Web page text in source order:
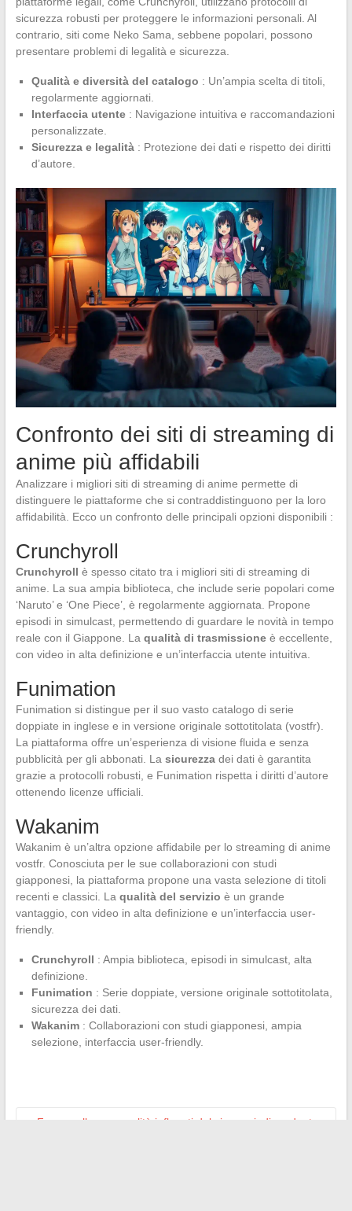
sicurezza robusti per proteggere le informazioni personali. Al
contrario, siti come Neko Sama, sebbene popolari, possono
presentare problemi di legalità e sicurezza.
Qualità e diversità del catalogo : Un’ampia scelta di titoli,
regolarmente aggiornati.
Interfaccia utente: Navigazione intuitiva e raccomandazioni
personalizzate.
Sicurezza e legalità: Protezione dei dati e rispetto dei diritti
d’autore.
Confronto dei siti di streaming di
anime più affidabili
Analizzare i migliori siti di streaming di anime permette di
distinguere le piattaforme che si contraddistinguono per la loro
affidabilità. Ecco un confronto delle principali opzioni disponibili :
Crunchyroll
Crunchyroll è spesso citato tra i migliori siti di streaming di
anime. La sua ampia biblioteca, che include serie popolari come
‘Naruto’ e ‘One Piece’, è regolarmente aggiornata. Propone
episodi in simulcast, permettendo di guardare le novità in tempo
reale con il Giappone. La qualità di trasmissioneè eccellente,
con video in alta definizione e un’interfaccia utente intuitiva.
Funimation
Funimation si distingue per il suo vasto catalogo di serie
doppiate in inglese e in versione originale sottotitolata (vostfr).
La piattaforma offre un’esperienza di visione fluida e senza
pubblicità per gli abbonati. La sicurezzadei dati è garantita
grazie a protocolli robusti, e Funimation rispetta i diritti d’autore
ottenendo licenze ufficiali.
Wakanim
Wakanim è un’altra opzione affidabile per lo streaming di anime
vostfr. Conosciuta per le sue collaborazioni con studi
giapponesi, la piattaforma propone una vasta selezione di titoli
recenti e classici. La qualità del servizio è un grande
vantaggio, con video in alta definizione e un’interfaccia user-
friendly.
Crunchyroll : Ampia biblioteca, episodi in simulcast, alta
definizione.
Funimation : Serie doppiate, versione originale sottotitolata,
sicurezza dei dati.
Wakanim: Collaborazioni con studi giapponesi, ampia
selezione, interfaccia user-friendly.
Focus sulle personalità influenti del cinema indipendente